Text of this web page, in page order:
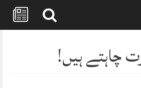
چاہتے ہیں!